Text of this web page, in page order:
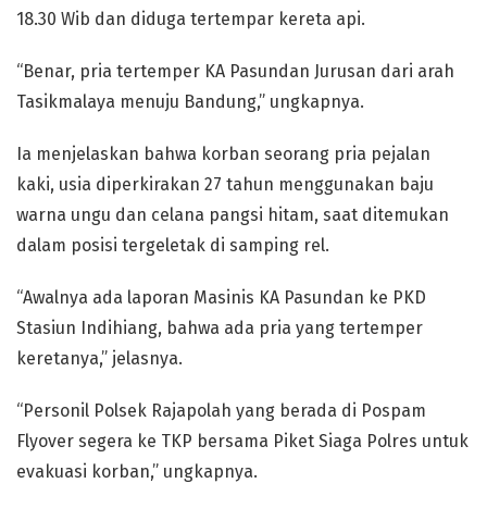
18.30 Wib dan diduga tertempar kereta api.
“Benar, pria tertemper KA Pasundan Jurusan dari arah
Tasikmalaya menuju Bandung,” ungkapnya.
Ia menjelaskan bahwa korban seorang pria pejalan
kaki, usia diperkirakan 27 tahun menggunakan baju
warna ungu dan celana pangsi hitam, saat ditemukan
dalam posisi tergeletak di samping rel.
“Awalnya ada laporan Masinis KA Pasundan ke PKD
Stasiun Indihiang, bahwa ada pria yang tertemper
keretanya,” jelasnya.
“Personil Polsek Rajapolah yang berada di Pospam
Flyover segera ke TKP bersama Piket Siaga Polres untuk
evakuasi korban,” ungkapnya.